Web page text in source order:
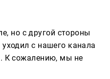
но с другой стороны
с нашего канала
К сожалению, мы не